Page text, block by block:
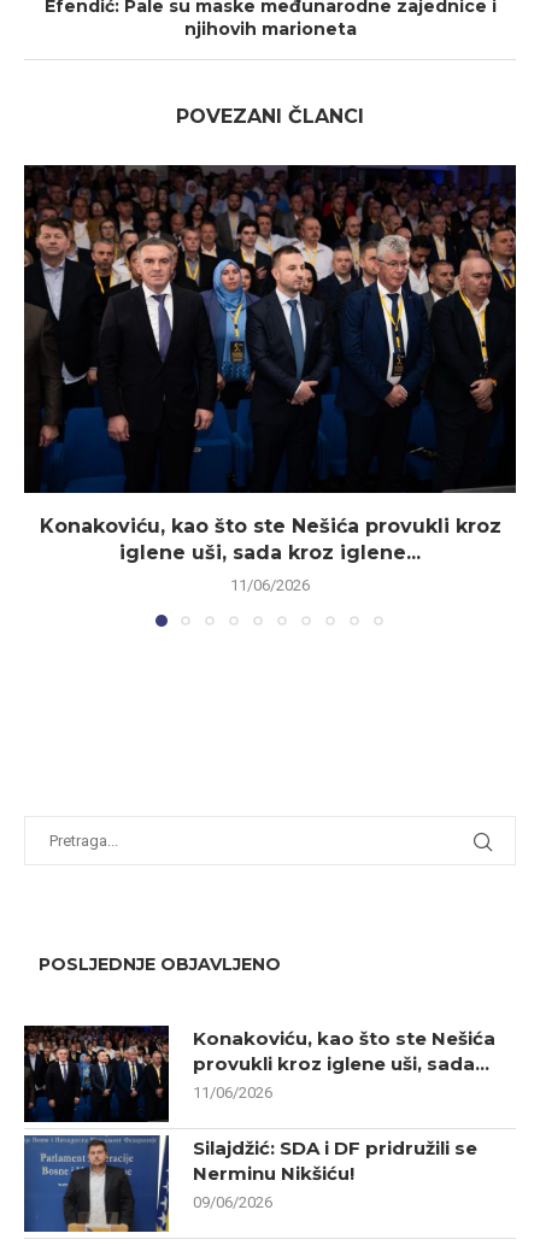
Efendić: Pale su maske međunarodne zajednice i
njihovih marioneta
POVEZANI ČLANCI
Konakoviću, kao što ste Nešića provukli kroz
iglene uši, sada kroz iglene...
11/06/2026
POSLJEDNJE OBJAVLJENO
Konakoviću, kao što ste Nešića
provukli kroz iglene uši, sada...
11/06/2026
Silajdžić: SDA i DF pridružili se
Nerminu Nikšiću!
09/06/2026